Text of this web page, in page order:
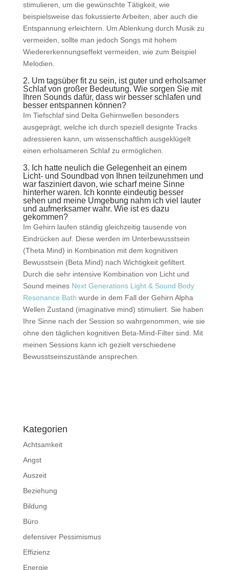
stimulieren, um die gewünschte Tätigkeit, wie
beispielsweise das fokussierte Arbeiten, aber auch die
Entspannung erleichtern. Um Ablenkung durch Musik zu
vermeiden, sollte man jedoch Songs mit hohem
Wiedererkennungseffekt vermeiden, wie zum Beispiel
Melodien.
2. Um tagsüber fit zu sein, ist guter und erholsamer
Schlaf von großer Bedeutung. Wie sorgen Sie mit
Ihren Sounds dafür, dass wir besser schlafen und
besser entspannen können?
Im Tiefschlaf sind Delta Gehirnwellen besonders
ausgeprägt, welche ich durch speziell designte Tracks
adressieren kann, um wissenschaftlich ausgeklügelt
einen erholsameren Schlaf zu ermöglichen.
3. Ich hatte neulich die Gelegenheit an einem
Licht- und Soundbad von Ihnen teilzunehmen und
war fasziniert davon, wie scharf meine Sinne
hinterher waren. Ich konnte eindeutig besser
sehen und meine Umgebung nahm ich viel lauter
und aufmerksamer wahr. Wie ist es dazu
gekommen?
Im Gehirn laufen ständig gleichzeitig tausende von
Eindrücken auf. Diese werden im Unterbewusstsein
(Theta Mind) in Kombination mit dem kognitiven
Bewusstsein (Beta Mind) nach Wichtigkeit gefiltert.
Durch die sehr intensive Kombination von Licht und
Sound meines Next Generations Light & Sound Body
Resonance Bath wurde in dem Fall der Gehirn Alpha
Wellen Zustand (imaginative mind) stimuliert. Sie haben
Ihre Sinne nach der Session so wahrgenommen, wie sie
ohne den täglichen kognitiven Beta-Mind-Filter sind. Mit
meinen Sessions kann ich gezielt verschiedene
Bewusstseinszustände ansprechen.
Kategorien
Achtsamkeit
Angst
Auszeit
Beziehung
Bildung
Büro
defensiver Pessimismus
Effizienz
Energie